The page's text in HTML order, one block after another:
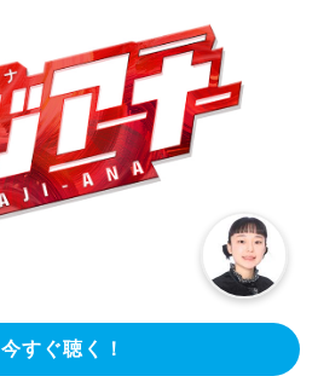
今すぐ聴く！